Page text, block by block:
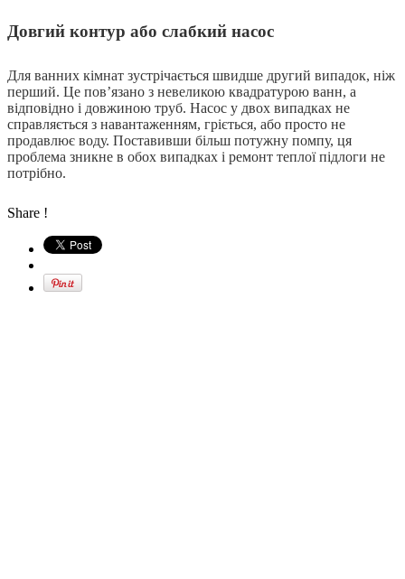
Довгий контур або слабкий насос
Для ванних кімнат зустрічається швидше другий випадок, ніж
перший. Це пов’язано з невеликою квадратурою ванн, а
відповідно і довжиною труб. Насос у двох випадках не
справляється з навантаженням, гріється, або просто не
продавлює воду. Поставивши більш потужну помпу, ця
проблема зникне в обох випадках і ремонт теплої підлоги не
потрібно.
Share !